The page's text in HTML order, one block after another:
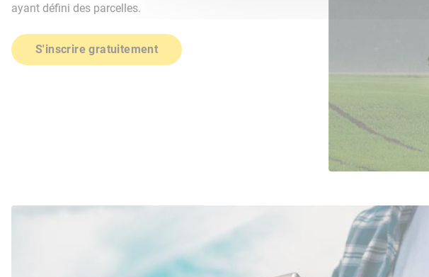
ayant défini des parcelles.
S'inscrire gratuitement